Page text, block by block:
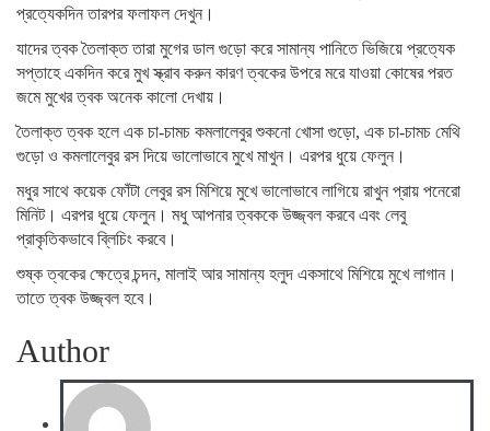
প্রত্যেকদিন তারপর ফলাফল দেখুন।
যাদের ত্বক তৈলাক্ত তারা মুগের ডাল গুড়ো করে সামান্য পানিতে ভিজিয়ে প্রত্যেক
সপ্তাহে একদিন করে মুখ স্ক্রাব করুন কারণ ত্বকের উপরে মরে যাওয়া কোষের পরত
জমে মুখের ত্বক অনেক কালো দেখায়।
তৈলাক্ত ত্বক হলে এক চা-চামচ কমলালেবুর শুকনো খোসা গুড়ো, এক চা-চামচ মেথি
গুড়ো ও কমলালেবুর রস দিয়ে ভালোভাবে মুখে মাখুন। এরপর ধুয়ে ফেলুন।
মধুর সাথে কয়েক ফোঁটা লেবুর রস মিশিয়ে মুখে ভালোভাবে লাগিয়ে রাখুন প্রায় পনেরো
মিনিট। এরপর ধুয়ে ফেলুন। মধু আপনার ত্বককে উজ্জ্বল করবে এবং লেবু
প্রাকৃতিকভাবে ব্লিচিং করবে।
শুষ্ক ত্বকের ক্ষেত্রে চন্দন, মালাই আর সামান্য হলুদ একসাথে মিশিয়ে মুখে লাগান।
তাতে ত্বক উজ্জ্বল হবে।
Author